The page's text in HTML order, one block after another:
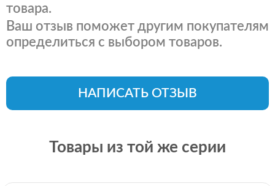
товара.
Ваш отзыв поможет другим покупателям
определиться с выбором товаров.
НАПИСАТЬ ОТЗЫВ
Товары из той же серии